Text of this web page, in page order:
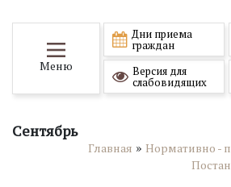
Меню
Дни приема
граждан
Версия для
слабовидящих
Сентябрь
Главная » Нормативно -